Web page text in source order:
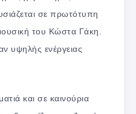
σε πρωτότυπη
του Κώστα Γάκη.
υψηλής ενέργειας
και σε καινούρια